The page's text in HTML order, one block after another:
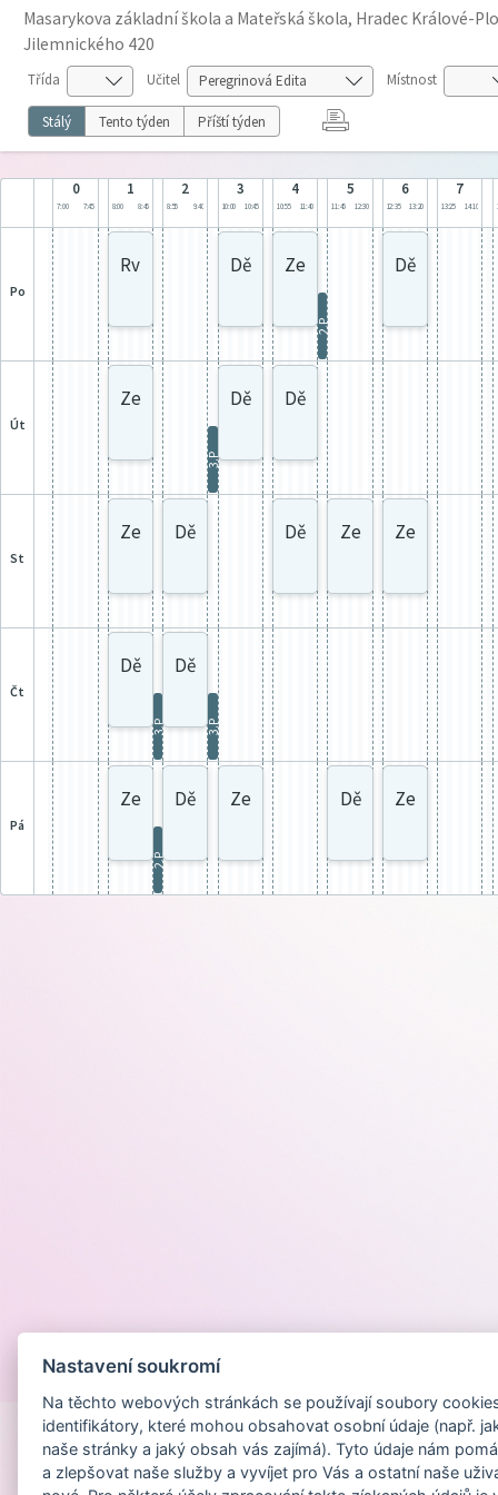
Masarykova základní škola a Mateřská škola, Hradec Králové-
Jilemnického 420
Třída Učitel Místnost
Stálý Tento týden Příští týden
0
7:00 7:45
1
8:00 8:45
2
8:55 9:40
3
10:00 10:45
4
10:55 11:40
5
11:45 12:30
6
12:35 13:20
7
13:25 14:10
po
Rv Dě Ze Dě
2.P
út
Ze Dě Dě
3.P
st
Ze Dě Dě Ze Ze
čt
Dě Dě
3.P 3.P
pá
Ze Dě Ze Dě Ze
2.P
Nastavení soukromí
Na těchto webových stránkách se používají soubory
identifikátory, které mohou obsahovat osobní údaje (např.
naše stránky a jaký obsah vás zajímá). Tyto údaje nám
a zlepšovat naše služby a vyvíjet pro Vás a ostatní naše